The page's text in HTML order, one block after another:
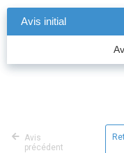
Avis initial
Avis
précédent